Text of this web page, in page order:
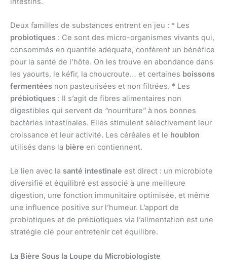
Deux familles de substances entrent en jeu : * Les
probiotiques : Ce sont des micro-organismes vivants qui,
consommés en quantité adéquate, confèrent un bénéfice
pour la santé de l’hôte. On les trouve en abondance dans
les yaourts, le kéfir, la choucroute… et certaines boissons
fermentées non pasteurisées et non filtrées. * Les
prébiotiques : Il s’agit de fibres alimentaires non
digestibles qui servent de “nourriture” à nos bonnes
bactéries intestinales. Elles stimulent sélectivement leur
croissance et leur activité. Les céréales et le houblon
utilisés dans la bière en contiennent.
Le lien avec la santé intestinale est direct : un microbiote
diversifié et équilibré est associé à une meilleure
digestion, une fonction immunitaire optimisée, et même
une influence positive sur l’humeur. L’apport de
probiotiques et de prébiotiques via l’alimentation est une
stratégie clé pour entretenir cet équilibre.
La Bière Sous la Loupe du Microbiologiste